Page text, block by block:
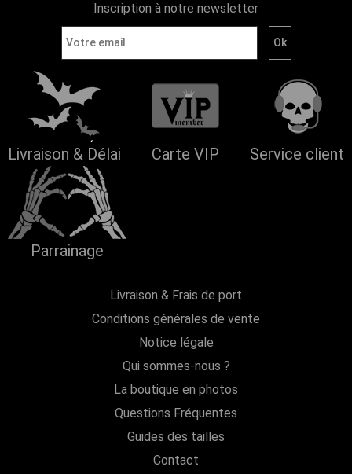
Inscription à notre newsletter
Livraison & Délai Carte VIP Service client
Parrainage
Livraison & Frais de port
Conditions générales de vente
Notice légale
Qui sommes-nous ?
La boutique en photos
Questions Fréquentes
Guides des tailles
Contact